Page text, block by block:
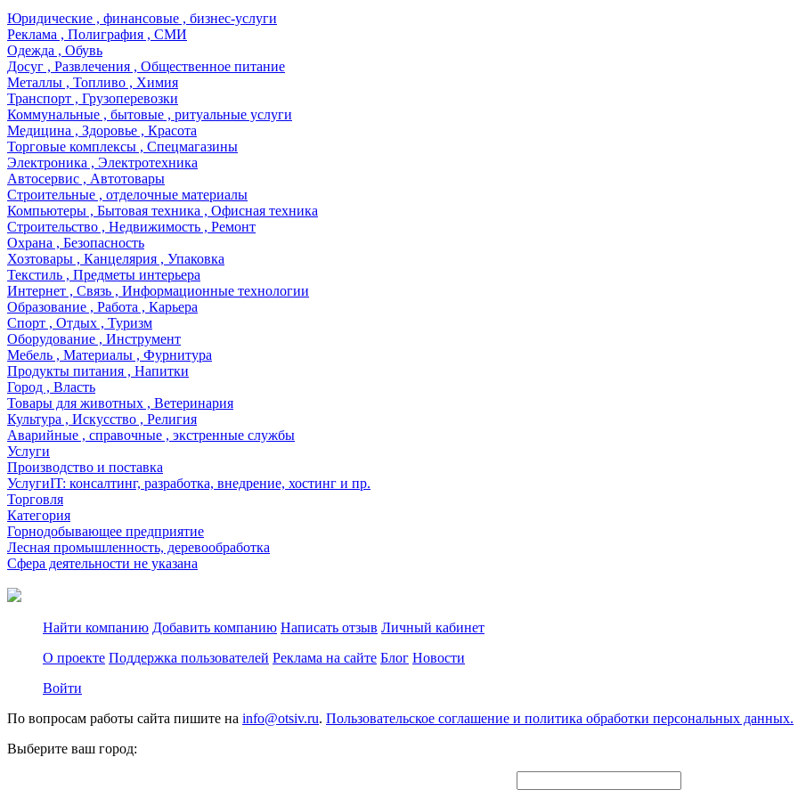
Юридические , финансовые , бизнес-услуги
Реклама , Полиграфия , СМИ
Одежда , Обувь
Досуг , Развлечения , Общественное питание
Металлы , Топливо , Химия
Транспорт , Грузоперевозки
Коммунальные , бытовые , ритуальные услуги
Медицина , Здоровье , Красота
Торговые комплексы , Спецмагазины
Электроника , Электротехника
Автосервис , Автотовары
Строительные , отделочные материалы
Компьютеры , Бытовая техника , Офисная техника
Строительство , Недвижимость , Ремонт
Охрана , Безопасность
Хозтовары , Канцелярия , Упаковка
Текстиль , Предметы интерьера
Интернет , Связь , Информационные технологии
Образование , Работа , Карьера
Спорт , Отдых , Туризм
Оборудование , Инструмент
Мебель , Материалы , Фурнитура
Продукты питания , Напитки
Город , Власть
Товары для животных , Ветеринария
Культура , Искусство , Религия
Аварийные , справочные , экстренные службы
Услуги
Производство и поставка
УслугиIT: консалтинг, разработка, внедрение, хостинг и пр.
Торговля
Категория
Горнодобывающее предприятие
Лесная промышленность, деревообработка
Сфера деятельности не указана
Найти компанию Добавить компанию Написать отзыв Личный кабинет
О проекте Поддержка пользователей Реклама на сайте Блог Новости
Войти
По вопросам работы сайта пишите на info@otsiv.ru. Пользовательское соглашение и политика обработки персональных данных.
Выберите ваш город: